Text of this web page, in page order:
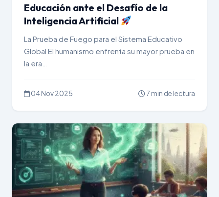
Educación ante el Desafío de la
Inteligencia Artificial
La Prueba de Fuego para el Sistema Educativo
Global El humanismo enfrenta su mayor prueba en
la era…
04 Nov 2025 7 min de lectura